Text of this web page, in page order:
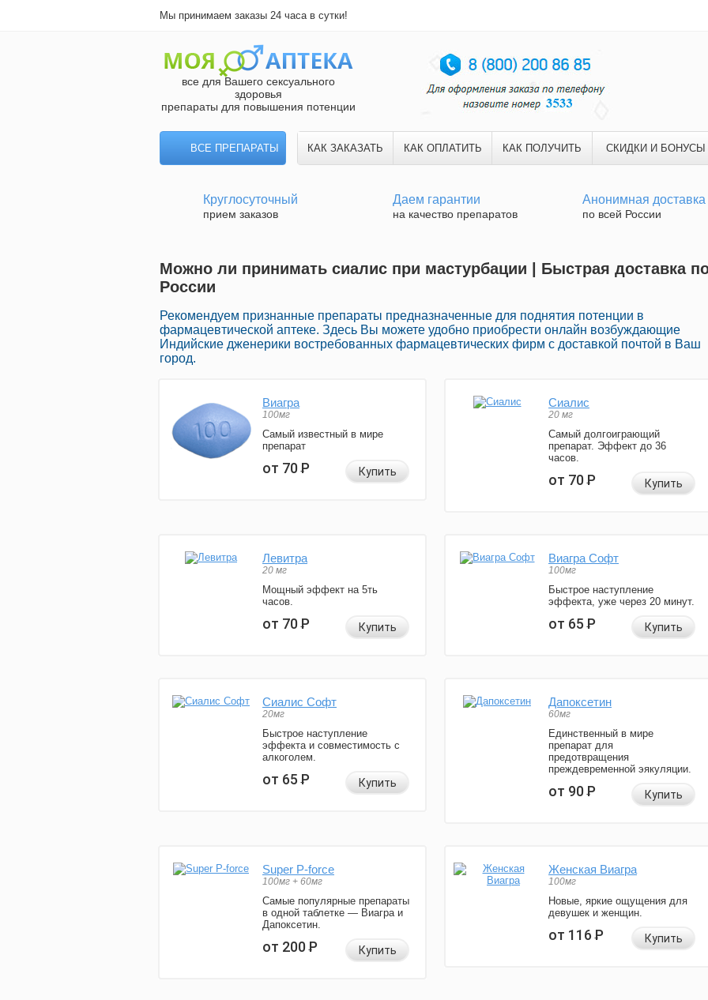
Мы принимаем заказы 24 часа в сутки!
все для Вашего сексуального
здоровья
препараты для повышения потенции
ВСЕ ПРЕПАРАТЫ КАК ЗАКАЗАТЬ КАК ОПЛАТИТЬ КАК ПОЛУЧИТЬ СКИДКИ И БОНУСЫ
Круглосуточный
прием заказов
Даем гарантии
на качество препаратов
Анонимная доставка
по всей России
Можно ли принимать сиалис при мастурбации | Быстрая доставка
России
Рекомендуем признанные препараты предназначенные для поднятия потенции в
фармацевтической аптеке. Здесь Вы можете удобно приобрести онлайн возбуждающие
Индийские дженерики востребованных фармацевтических фирм с доставкой почтой в Ваш
город.
Виагра
100мг
Самый известный в мире
препарат
от 70Р Купить
Сиалис
20 мг
Самый долгоиграющий
препарат. Эффект до 36
часов.
от 70Р Купить
Левитра
20 мг
Мощный эффект на 5ть
часов.
от 70Р Купить
Виагра Софт
100мг
Быстрое наступление
эффекта, уже через 20 минут.
от 65Р Купить
Сиалис Софт
20мг
Быстрое наступление
эффекта и совместимость с
алкоголем.
от 65Р Купить
Дапоксетин
60мг
Единственный в мире
препарат для
предотвращения
преждевременной эякуляции.
от 90Р Купить
Super P-force
100мг + 60мг
Самые популярные препараты
в одной таблетке — Виагра и
Дапоксетин.
от 200Р Купить
Женская Виагра
100мг
Новые, яркие ощущения для
девушек и женщин.
от 116Р Купить